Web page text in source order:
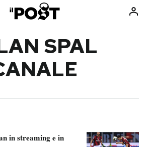
Libri
Ok Boomer!
SPAL
in streaming e in